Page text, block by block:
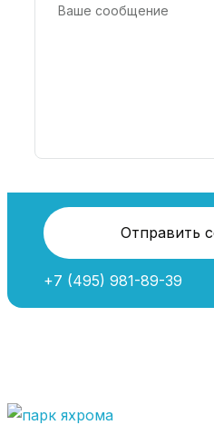
Отправить
+7 (495) 981-89-39